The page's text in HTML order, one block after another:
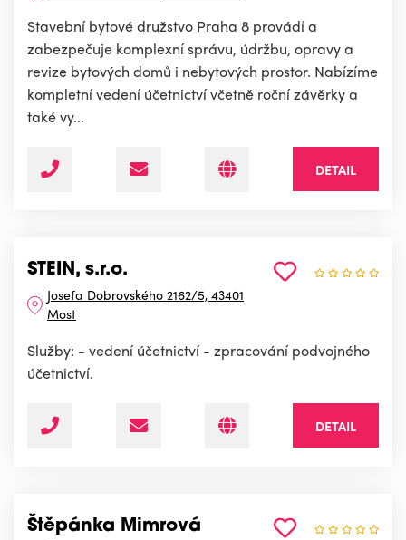
Stavební bytové družstvo Praha 8 provádí a
zabezpečuje komplexní správu, údržbu, opravy a
revize bytových domů i nebytových prostor. Nabízíme
kompletní vedení účetnictví včetně roční závěrky a
také vy...
DETAIL
STEIN, s.r.o.
Josefa Dobrovského 2162/5, 43401
Most
Služby: - vedení účetnictví - zpracování podvojného
účetnictví.
DETAIL
Štěpánka Mimrová